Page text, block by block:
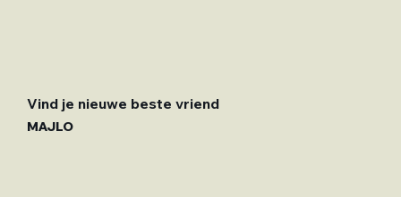
Vind je nieuwe beste vriend
MAJLO